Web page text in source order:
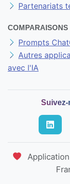
Partenariats
COMPARAISONS
Prompts
Autres
avec l'IA